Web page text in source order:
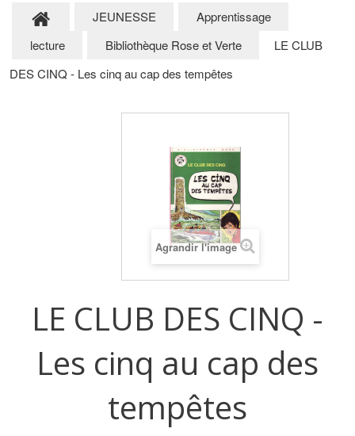
JEUNESSE
Apprentissage
lecture
Bibliothèque Rose et Verte
LE CLUB
DES CINQ - Les cinq au cap des tempêtes
Agrandir l'image
LE CLUB DES CINQ -
Les cinq au cap des
tempêtes